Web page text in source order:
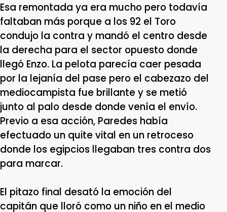
Esa remontada ya era mucho pero todavía
faltaban más porque a los 92 el Toro
condujo la contra y mandó el centro desde
la derecha para el sector opuesto donde
llegó Enzo. La pelota parecía caer pesada
por la lejanía del pase pero el cabezazo del
mediocampista fue brillante y se metió
junto al palo desde donde venía el envío.
Previo a esa acción, Paredes había
efectuado un quite vital en un retroceso
donde los egipcios llegaban tres contra dos
para marcar.
El pitazo final desató la emoción del
capitán que lloró como un niño en el medio